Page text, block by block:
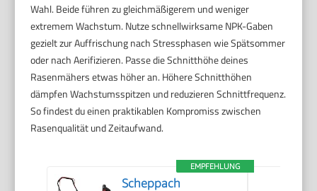
Wahl. Beide führen zu gleichmäßigerem und weniger
extremem Wachstum. Nutze schnellwirksame NPK-Gaben
gezielt zur Auffrischung nach Stressphasen wie Spätsommer
oder nach Aerifizieren. Passe die Schnitthöhe deines
Rasenmähers etwas höher an. Höhere Schnitthöhen
dämpfen Wachstumsspitzen und reduzieren Schnittfrequenz.
So findest du einen praktikablen Kompromiss zwischen
Rasenqualität und Zeitaufwand.
EMPFEHLUNG
Scheppach